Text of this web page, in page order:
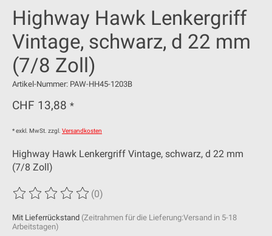
Highway Hawk Lenkergriff
Vintage, schwarz, d 22 mm
(7/8 Zoll)
Artikel-Nummer: PAW-HH45-1203B
CHF 13,88 *
* exkl. MwSt. zzgl. Versandkosten
Highway Hawk Lenkergriff Vintage, schwarz, d 22 mm
(7/8 Zoll)
Die Bewertung dieses Produkts ist
(0)
Mit Lieferrückstand (Zeitrahmen für die Lieferung:Versand in 5-18
Arbeitstagen)